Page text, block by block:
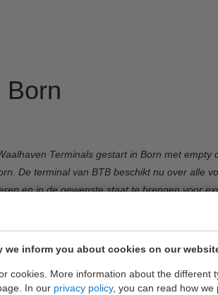
inform you about cookies on our
cookies. More information about the different
In our privacy policy, you can read how we
Born
Terminals gestart in Born met
De terminal van BTB beschikt nu over alle
en in de gewenste staat te brengen voor
is enerzijds ingegeven door de vraag
gaan gebruiken als draaipunt voor hun
stap te zetten.
in Born voor de inspectie,